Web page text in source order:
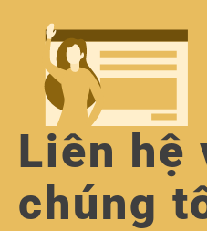
Liên hệ
chúng